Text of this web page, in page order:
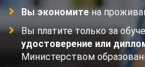
Вы экономитена
Вы платите только за
удостоверение или
Министерством